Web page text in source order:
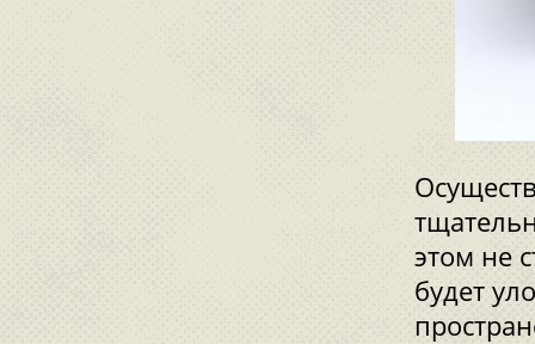
этом не
будет